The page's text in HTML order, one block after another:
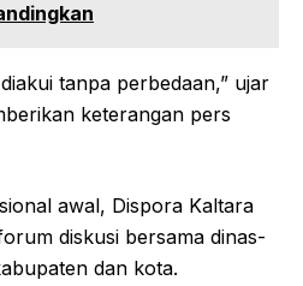
tanpa perbedaan,” ujar
keterangan pers
awal, Dispora Kaltara
diskusi bersama dinas-
dan kota.